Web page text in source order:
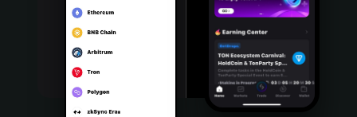
Português (Portugal)
Bahasa Indonesia